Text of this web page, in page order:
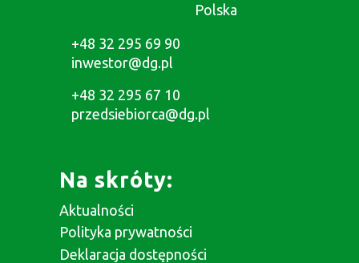
Polska
+48 32 295 69 90
inwestor@dg.pl
+48 32 295 67 10
przedsiebiorca@dg.pl
Na skróty:
Aktualności
Polityka prywatności
Deklaracja dostępności